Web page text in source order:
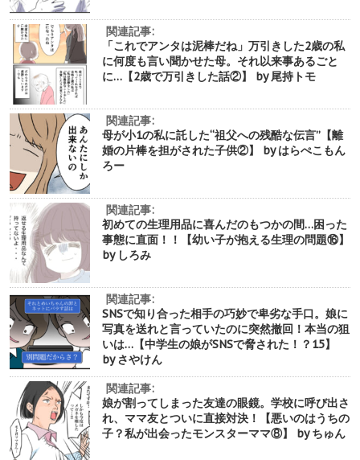
関連記事:
「これでアンタは泥棒だね」万引きした2歳の私
に何度も言い聞かせた母。それ以来事あるごと
に…【2歳で万引きした話②】 by 尾持トモ
関連記事:
母が小1の私に託した“祖父への残酷な伝言”【離
婚の片棒を担がされた子供②】 by はらぺこもん
ろー
関連記事:
初めての生理用品に喜んだのもつかの間…困った
事態に直面！！【幼い子が抱える生理の問題⑯】
by しろみ
関連記事:
SNSで知り合った相手の巧妙で卑劣な手口。娘に
写真を送れと言っていたのに突然撤回！本当の狙
いは…【中学生の娘がSNSで脅された！？15】
by さやけん
関連記事:
娘が割ってしまった友達の眼鏡。学校に呼び出さ
れ、ママ友とついに直接対決！【悪いのはうちの
子？私が出会ったモンスターママ⑧】 by ちゅん